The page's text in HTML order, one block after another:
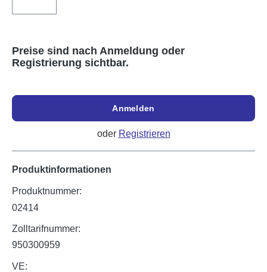
Preise sind nach Anmeldung oder
Registrierung sichtbar.
Anmelden
oder Registrieren
Produktinformationen
Produktnummer:
02414
Zolltarifnummer:
950300959
VE: